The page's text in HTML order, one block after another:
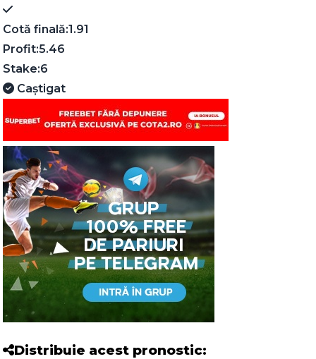
Cotă finală:1.91
Profit:5.46
Stake:6
Caștigat
Distribuie acest pronostic: